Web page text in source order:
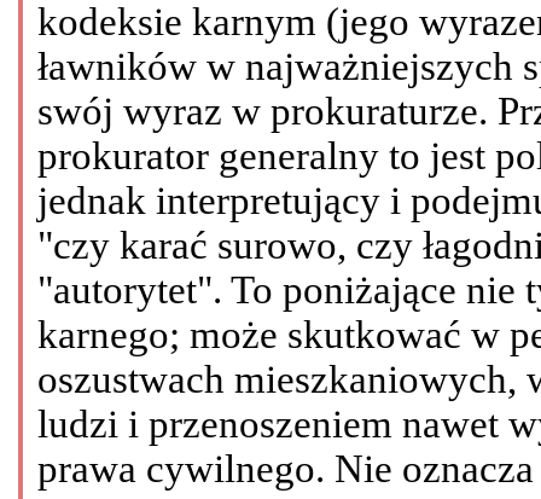
kodeksie karnym (jego
ławników w najważniejszych
swój wyraz w prokuraturze.
prokurator generalny to jest
jednak interpretujący i
"czy karać surowo, czy
"autorytet". To poniżające nie
karnego; może skutkować w
oszustwach mieszkaniowych,
ludzi i przenoszeniem nawet
prawa cywilnego. Nie